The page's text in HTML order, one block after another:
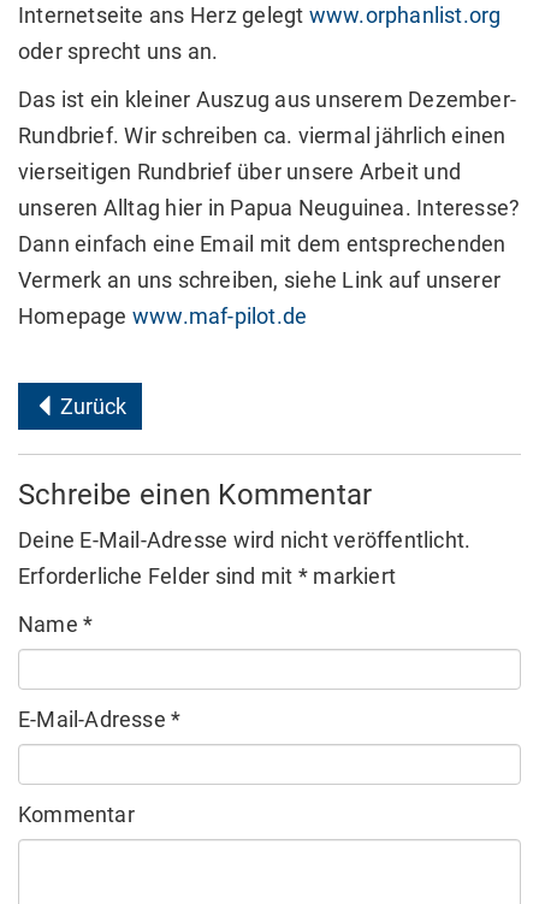
Internetseite ans Herz gelegt www.orphanlist.org
oder sprecht uns an.
Das ist ein kleiner Auszug aus unserem Dezember-
Rundbrief. Wir schreiben ca. viermal jährlich einen
vierseitigen Rundbrief über unsere Arbeit und
unseren Alltag hier in Papua Neuguinea. Interesse?
Dann einfach eine Email mit dem entsprechenden
Vermerk an uns schreiben, siehe Link auf unserer
Homepage www.maf-pilot.de
Zurück
Schreibe einen Kommentar
Deine E-Mail-Adresse wird nicht veröffentlicht.
Erforderliche Felder sind mit * markiert
Name*
E-Mail-Adresse*
Kommentar